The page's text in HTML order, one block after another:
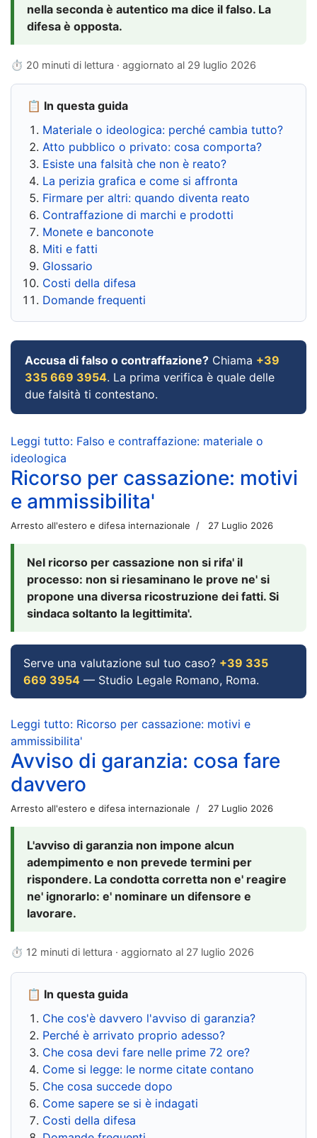
nella seconda è autentico ma dice il falso. La
difesa è opposta.
⏱ 20 minuti di lettura · aggiornato al 29 luglio 2026
📋 In questa guida
Materiale o ideologica: perché cambia tutto?
Atto pubblico o privato: cosa comporta?
Esiste una falsità che non è reato?
La perizia grafica e come si affronta
Firmare per altri: quando diventa reato
Contraffazione di marchi e prodotti
Monete e banconote
Miti e fatti
Glossario
Costi della difesa
Domande frequenti
Accusa di falso o contraffazione? Chiama +39
335 669 3954. La prima verifica è quale delle
due falsità ti contestano.
Leggi tutto: Falso e contraffazione: materiale o
ideologica
Ricorso per cassazione: motivi
e ammissibilita'
Arresto all'estero e difesa internazionale 27 Luglio 2026
Nel ricorso per cassazione non si rifa' il
processo: non si riesaminano le prove ne' si
propone una diversa ricostruzione dei fatti. Si
sindaca soltanto la legittimita'.
Serve una valutazione sul tuo caso? +39 335
669 3954 — Studio Legale Romano, Roma.
Leggi tutto: Ricorso per cassazione: motivi e
ammissibilita'
Avviso di garanzia: cosa fare
davvero
Arresto all'estero e difesa internazionale 27 Luglio 2026
L'avviso di garanzia non impone alcun
adempimento e non prevede termini per
rispondere. La condotta corretta non e' reagire
ne' ignorarlo: e' nominare un difensore e
lavorare.
⏱ 12 minuti di lettura · aggiornato al 27 luglio 2026
📋 In questa guida
Che cos'è davvero l'avviso di garanzia?
Perché è arrivato proprio adesso?
Che cosa devi fare nelle prime 72 ore?
Come si legge: le norme citate contano
Che cosa succede dopo
Come sapere se si è indagati
Costi della difesa